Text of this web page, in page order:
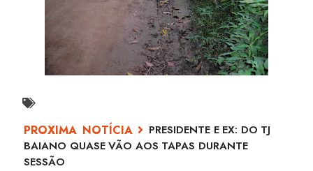
PRESIDENTE E EX: DO TJ
BAIANO QUASE VÃO AOS TAPAS DURANTE
SESSÃO